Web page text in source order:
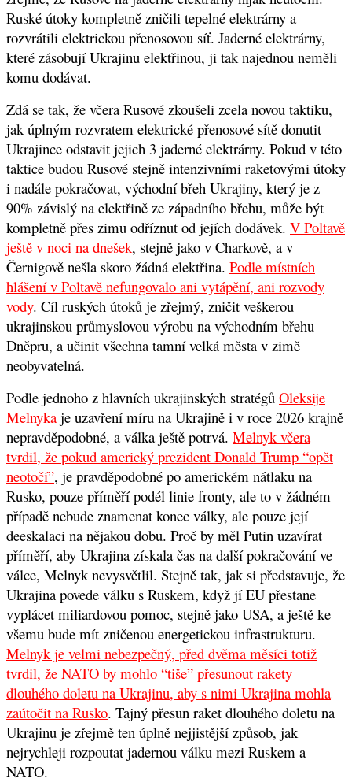
Ruské útoky kompletně zničili tepelné elektrárny a
rozvrátili elektrickou přenosovou síť. Jaderné elektrárny,
které zásobují Ukrajinu elektřinou, ji tak najednou neměli
komu dodávat.
Zdá se tak, že včera Rusové zkoušeli zcela novou taktiku,
jak úplným rozvratem elektrické přenosové sítě donutit
Ukrajince odstavit jejich 3 jaderné elektrárny. Pokud v této
taktice budou Rusové stejně intenzivními raketovými útoky
i nadále pokračovat, východní břeh Ukrajiny, který je z
90% závislý na elektřině ze západního břehu, může být
kompletně přes zimu odříznut od jejích dodávek. V Poltavě
ještě v noci na dnešek, stejně jako v Charkově, a v
Černigově nešla skoro žádná elektřina. Podle místních
hlášení v Poltavě nefungovalo ani vytápění, ani rozvody
vody. Cíl ruských útoků je zřejmý, zničit veškerou
ukrajinskou průmyslovou výrobu na východním břehu
Dněpru, a učinit všechna tamní velká města v zimě
neobyvatelná.
Podle jednoho z hlavních ukrajinských stratégů Oleksije
Melnyka je uzavření míru na Ukrajině i v roce 2026 krajně
nepravděpodobné, a válka ještě potrvá. Melnyk včera
tvrdil, že pokud americký prezident Donald Trump “opět
neotočí”, je pravděpodobné po americkém nátlaku na
Rusko, pouze příměří podél linie fronty, ale to v žádném
případě nebude znamenat konec války, ale pouze její
deeskalaci na nějakou dobu. Proč by měl Putin uzavírat
příměří, aby Ukrajina získala čas na další pokračování ve
válce, Melnyk nevysvětlil. Stejně tak, jak si představuje, že
Ukrajina povede válku s Ruskem, když jí EU přestane
vyplácet miliardovou pomoc, stejně jako USA, a ještě ke
všemu bude mít zničenou energetickou infrastrukturu.
Melnyk je velmi nebezpečný, před dvěma měsíci totiž
tvrdil, že NATO by mohlo “tiše” přesunout rakety
dlouhého doletu na Ukrajinu, aby s nimi Ukrajina mohla
zaútočit na Rusko. Tajný přesun raket dlouhého doletu na
Ukrajinu je zřejmě ten úplně nejjistější způsob, jak
nejrychleji rozpoutat jadernou válku mezi Ruskem a
NATO.